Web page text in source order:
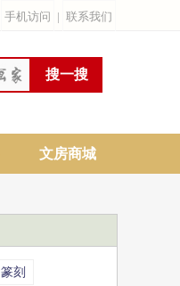
手机访问 | 联系我们
文房商城
篆刻